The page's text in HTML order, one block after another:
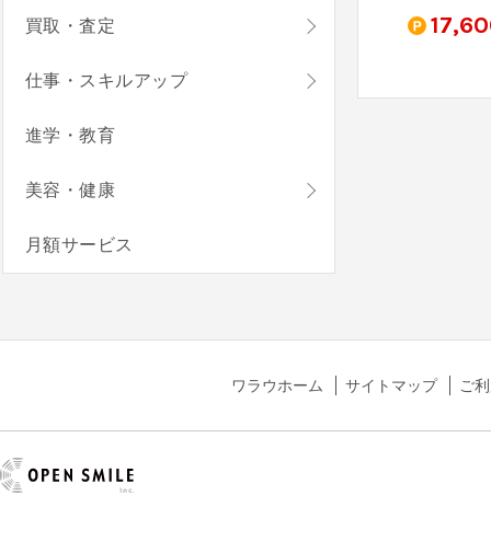
200
買取・査定
仕事・スキルアップ
進学・教育
美容・健康
月額サービス
ワラウホーム サイトマップ ご